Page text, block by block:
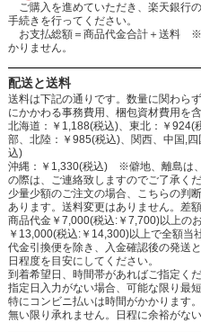
ご購入を進めていただき、楽天銀行
手続きを行ってください。
お支払総額＝商品代金合計＋送料 ※
かりません。
配送と送料
送料は下記の通りです。数量に関わら
にかかわる事務費用、梱包資材費用を含
北海道：￥1,188(税込)、東北：￥924(
部、北陸：￥985(税込)、関西、中国,
込)
沖縄：￥1,330(税込) ※僻地、離島は
の際は、ご連絡致しますのでご了承くだ
少量少額のご注文の場合、こちらの判
あります。送料変更はありません。差
商品代金￥7,000(税込:￥7,700)以上の
￥13,000(税込:￥14,300)以上で全額当
代金引換便を除き、入金確認後の発送
日程度を目安にしてください。
到着希望日、時間帯があればご指定く
指定日入力がない場合、可能な限り最短
特にコンビニ払いは時間がかかります
無い限り承れません。日程に余裕がな